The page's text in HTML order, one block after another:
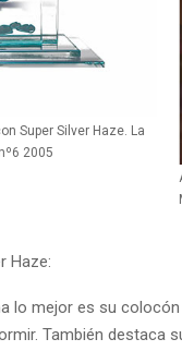
Super Silver Haze. La
2005
Haze:
lo mejor es su
También destaca